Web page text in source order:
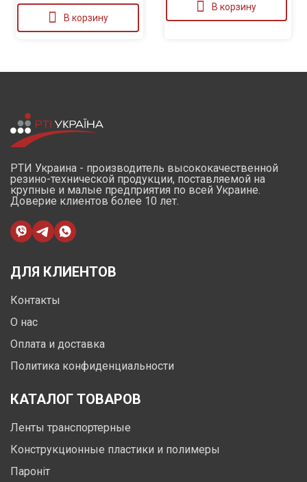
В корзину
В корзину
РТИ Украина - производитель высококачественной
резино-технической продукции, поставляемой на
крупные и малые предприятия по всей Украине.
Доверие клиентов более 10 лет.
ДЛЯ КЛИЕНТОВ
Контакты
О нас
Оплата и доставка
Политика конфиденциальности
КАТАЛОГ ТОВАРОВ
Ленты транспортерные
Конструкционные пластики и полимеры
Пароніт